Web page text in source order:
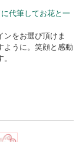
代筆してお花と一
ンをお選び頂けま
ように。笑顔と感動